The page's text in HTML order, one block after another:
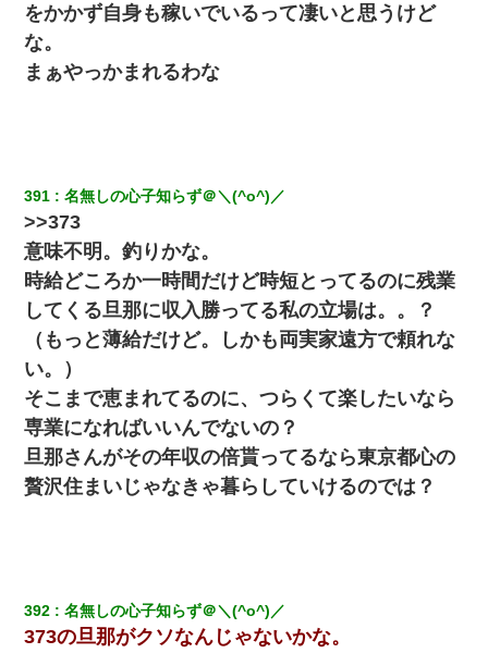
【悲報】お風呂で父親と姉が完全に行為してるんだが...
妊娠中に「おいこのブタ女！てめー席譲れ！」と絡まれ腹を殴る
とっさに女児を捕まえたら変質者扱いされた。母親「あっち行っ
てよ！気持ち悪い！（ｼｯｼｯ」→ 後日、俺を見つけた母親がすっ飛
んできて・・・
をかかず自身も稼いでいるって凄いと思うけど
な。
まぁやっかまれるわな
391 名無しの心子知らず＠＼(^o^)／
>>373
意味不明。釣りかな。
時給どころか一時間だけど時短とってるのに残業
してくる旦那に収入勝ってる私の立場は。。？
（もっと薄給だけど。しかも両実家遠方で頼れな
い。）
そこまで恵まれてるのに、つらくて楽したいなら
専業になればいいんでないの？
旦那さんがその年収の倍貰ってるなら東京都心の
贅沢住まいじゃなきゃ暮らしていけるのでは？
392 名無しの心子知らず＠＼(^o^)／
373の旦那がクソなんじゃないかな。